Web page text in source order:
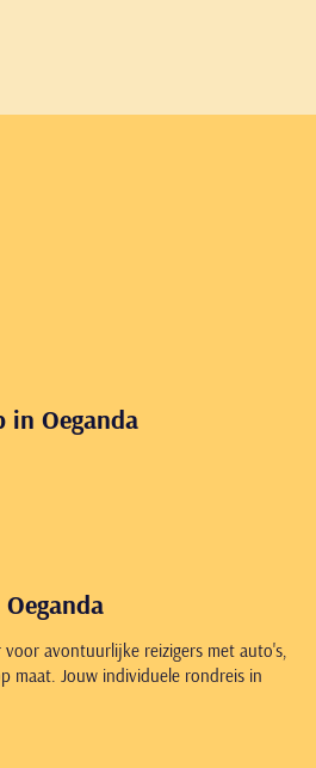
Oeganda
voor avontuurlijke reizigers met auto's,
maat. Jouw individuele rondreis in